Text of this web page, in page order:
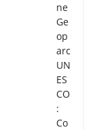
ne
Ge
op
arc
UN
ES
CO
:
Co